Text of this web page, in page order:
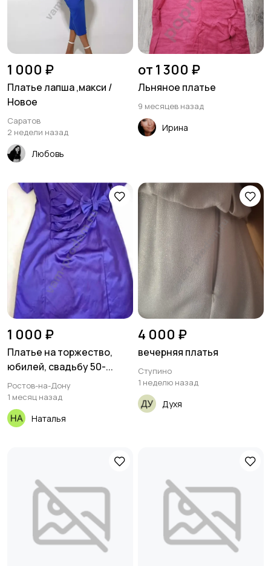
1 000 ₽
Платье лапша ,макси /
Новое
Саратов
2 недели назад
Любовь
от 1 300 ₽
Льняное платье
9 месяцев назад
Ирина
1 000 ₽
Платье на торжество,
юбилей, свадьбу 50-...
Ростов-на-Дону
1 месяц назад
Наталья
4 000 ₽
вечерняя платья
Ступино
1 неделю назад
Духя